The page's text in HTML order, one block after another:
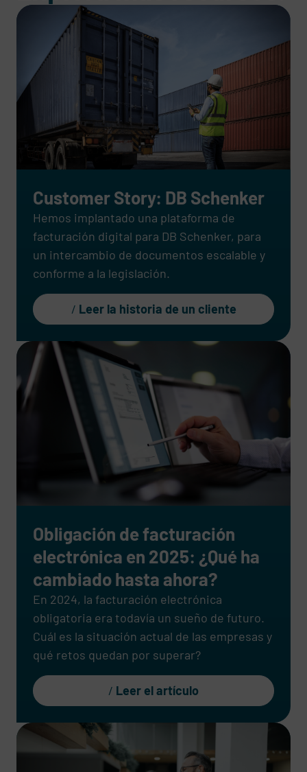
Customer Story: DB Schenker
Hemos implantado una plataforma de
facturación digital para DB Schenker, para
un intercambio de documentos escalable y
conforme a la legislación.
Leer la historia de un cliente
Obligación de facturación
electrónica en 2025: ¿Qué ha
cambiado hasta ahora?
En 2024, la facturación electrónica
obligatoria era todavía un sueño de futuro.
Cuál es la situación actual de las empresas y
qué retos quedan por superar?
Leer el artículo